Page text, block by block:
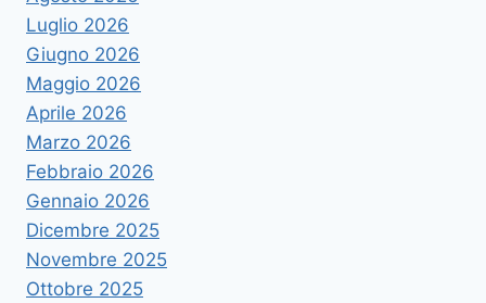
Luglio 2026
Giugno 2026
Maggio 2026
Aprile 2026
Marzo 2026
Febbraio 2026
Gennaio 2026
Dicembre 2025
Novembre 2025
Ottobre 2025